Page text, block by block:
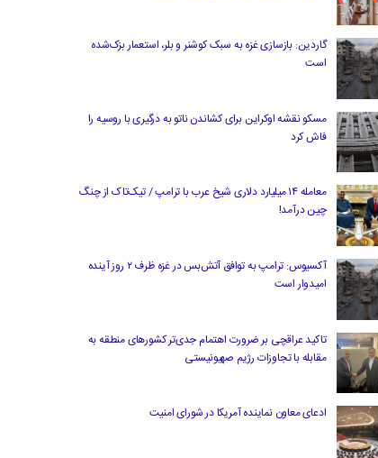
گاردین: بازسازی غزه به سبک کوشنر و بلر، استعمار بزک‌شده
است
مسکو نقشه اوکراین برای کشاندن ناتو به درگیری با روسیه را
فاش کرد
معامله ۱۴ میلیارد دلاری شیخ عرب با ترامپ / تیک‌تاک از چنگ
چین درآمد!
آکسیوس: ترامپ به توافق آتش‌بس در غزه ظرف ۲ روز آینده
امیدوار است
تاکید عراقچی بر ضرورت اهتمام جدی‌تر کشورهای منطقه به
مقابله با تجاوزات رژیم صهیونیستی
ادعای معاون نماینده آمریکا در شورای امنیت